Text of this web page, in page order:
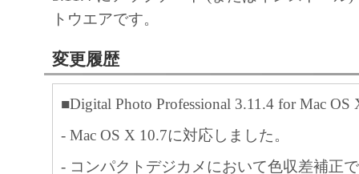
トウエアです。
変更履歴
■Digital Photo Professional 3.11.4 for Mac
- Mac OS X 10.7に対応しました。
- コンパクトデジカメにおいて色収差補正